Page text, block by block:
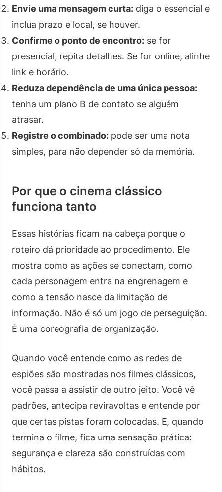
Envie uma mensagem curta: diga o essencial e
inclua prazo e local, se houver.
Confirme o ponto de encontro: se for
presencial, repita detalhes. Se for online, alinhe
link e horário.
Reduza dependência de uma única pessoa:
tenha um plano B de contato se alguém
atrasar.
Registre o combinado: pode ser uma nota
simples, para não depender só da memória.
Por que o cinema clássico
funciona tanto
Essas histórias ficam na cabeça porque o
roteiro dá prioridade ao procedimento. Ele
mostra como as ações se conectam, como
cada personagem entra na engrenagem e
como a tensão nasce da limitação de
informação. Não é só um jogo de perseguição.
É uma coreografia de organização.
Quando você entende como as redes de
espiões são mostradas nos filmes clássicos,
você passa a assistir de outro jeito. Você vê
padrões, antecipa reviravoltas e entende por
que certas pistas foram colocadas. E, quando
termina o filme, fica uma sensação prática:
segurança e clareza são construídas com
hábitos.